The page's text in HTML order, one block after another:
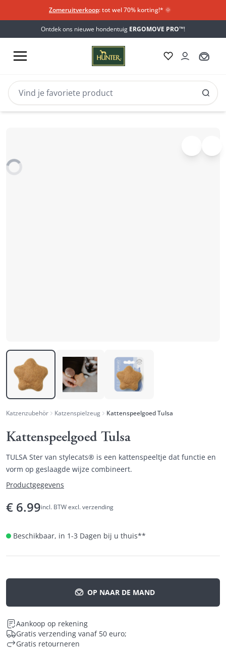
Zomeruitverkoop: tot wel 70% korting!*​ 🌞
Ontdek ons nieuwe hondentuig ERGOMOVE PRO™!
Katzenzubehör Katzenspielzeug Kattenspeelgoed Tulsa
Kattenspeelgoed Tulsa
TULSA Ster van stylecats® is een kattenspeeltje dat functie en
vorm op geslaagde wijze combineert.
Productgegevens
€ 6.99incl. BTW excl. verzending
Beschikbaar, in 1-3 Dagen bij u thuis**
OP NAAR DE MAND
Aankoop op rekening
Gratis verzending vanaf 50 euro;
Gratis retourneren